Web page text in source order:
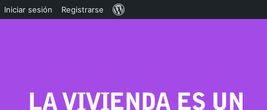
Iniciar sesión Registrarse